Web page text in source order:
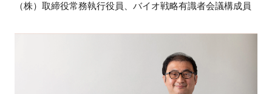
（株）取締役常務執行役員、バイオ戦略有識者会議構成員